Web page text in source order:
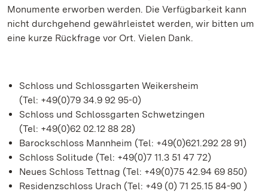
Monumente erworben werden. Die Verfügbarkeit kann
nicht durchgehend gewährleistet werden, wir bitten um
eine kurze Rückfrage vor Ort. Vielen Dank.
Schloss und Schlossgarten Weikersheim
(Tel: +49(0)79 34.9 92 95-0)
Schloss und Schlossgarten Schwetzingen
(Tel: +49(0)62 02.12 88 28)
Barockschloss Mannheim (Tel: +49(0)621.292 28 91)
Schloss Solitude (Tel: +49(0)7 11.3 51 47 72)
Neues Schloss Tettnag (Tel: +49(0)75 42.94 69 850)
Residenzschloss Urach (Tel: +49 (0) 71 25.15 84-90 )